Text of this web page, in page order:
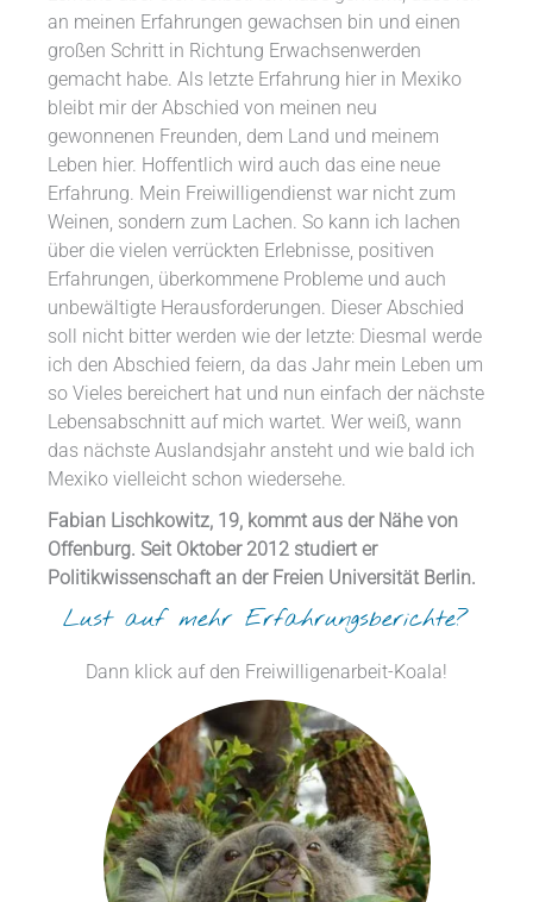
an meinen Erfahrungen gewachsen bin und einen
großen Schritt in Richtung Erwachsenwerden
gemacht habe. Als letzte Erfahrung hier in Mexiko
bleibt mir der Abschied von meinen neu
gewonnenen Freunden, dem Land und meinem
Leben hier. Hoffentlich wird auch das eine neue
Erfahrung. Mein Freiwilligendienst war nicht zum
Weinen, sondern zum Lachen. So kann ich lachen
über die vielen verrückten Erlebnisse, positiven
Erfahrungen, überkommene Probleme und auch
unbewältigte Herausforderungen. Dieser Abschied
soll nicht bitter werden wie der letzte: Diesmal werde
ich den Abschied feiern, da das Jahr mein Leben um
so Vieles bereichert hat und nun einfach der nächste
Lebensabschnitt auf mich wartet. Wer weiß, wann
das nächste Auslandsjahr ansteht und wie bald ich
Mexiko vielleicht schon wiedersehe.
Fabian Lischkowitz, 19, kommt aus der Nähe von
Offenburg. Seit Oktober 2012 studiert er
Politikwissenschaft an der Freien Universität Berlin.
Lust auf mehr Erfahrungsberichte?
Dann klick auf den Freiwilligenarbeit-Koala!